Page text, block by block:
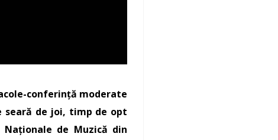
conferință moderate
seară de joi, timp de opt
de Muzică din